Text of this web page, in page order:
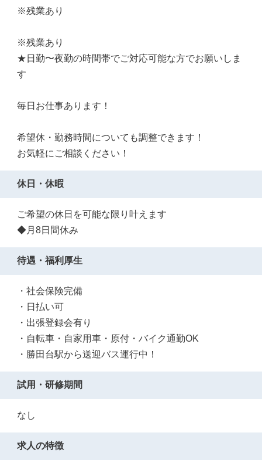
※残業あり
※残業あり
★日勤〜夜勤の時間帯でご対応可能な方でお願いしま
す
毎日お仕事あります！
希望休・勤務時間についても調整できます！
お気軽にご相談ください！
休日・休暇
ご希望の休日を可能な限り叶えます
◆月8日間休み
待遇・福利厚生
・社会保険完備
・日払い可
・出張登録会有り
・自転車・自家用車・原付・バイク通勤OK
・勝田台駅から送迎バス運行中！
試用・研修期間
なし
求人の特徴